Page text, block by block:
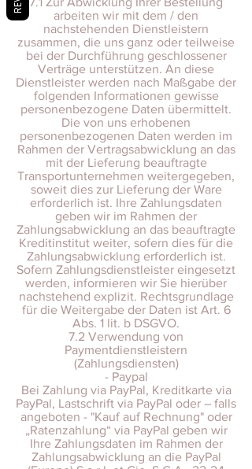
arbeiten wir mit dem / den
nachstehenden Dienstleistern
zusammen, die uns ganz oder teilweise
bei der Durchführung geschlossener
Verträge unterstützen. An diese
Dienstleister werden nach Maßgabe der
folgenden Informationen gewisse
personenbezogene Daten übermittelt.
Die von uns erhobenen
personenbezogenen Daten werden im
Rahmen der Vertragsabwicklung an das
mit der Lieferung beauftragte
Transportunternehmen weitergegeben,
soweit dies zur Lieferung der Ware
erforderlich ist. Ihre Zahlungsdaten
geben wir im Rahmen der
Zahlungsabwicklung an das beauftragte
Kreditinstitut weiter, sofern dies für die
Zahlungsabwicklung erforderlich ist.
Sofern Zahlungsdienstleister eingesetzt
werden, informieren wir Sie hierüber
nachstehend explizit. Rechtsgrundlage
für die Weitergabe der Daten ist Art. 6
Abs. 1 lit. b DSGVO.
7.2 Verwendung von
Paymentdienstleistern
(Zahlungsdiensten)
- Paypal
Bei Zahlung via PayPal, Kreditkarte via
PayPal, Lastschrift via PayPal oder – falls
angeboten - "Kauf auf Rechnung" oder
„Ratenzahlung“ via PayPal geben wir
Ihre Zahlungsdaten im Rahmen der
Zahlungsabwicklung an die PayPal